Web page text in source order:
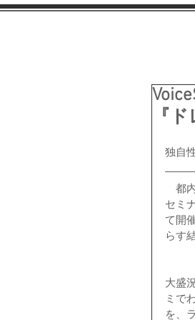
『
独自
都内
セミ
て開
らす
大盛
ミで
を、